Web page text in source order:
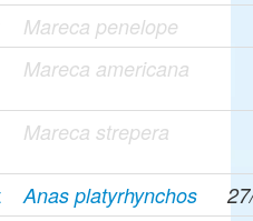
Mareca penelope
Mareca americana
Mareca strepera
Anas platyrhynchos